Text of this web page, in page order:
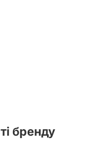
бренду